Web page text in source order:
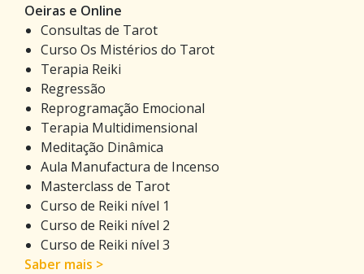
Oeiras e Online
Consultas de Tarot
Curso Os Mistérios do Tarot
Terapia Reiki
Regressão
Reprogramação Emocional
Terapia Multidimensional
Meditação Dinâmica
Aula Manufactura de Incenso
Masterclass de Tarot
Curso de Reiki nível 1
Curso de Reiki nível 2
Curso de Reiki nível 3
Saber mais >